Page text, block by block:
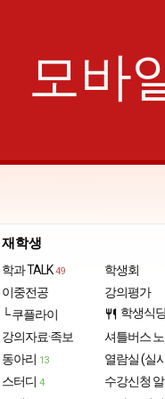
모바
재학생
학과 TALK 49
이중전공
└ 쿠플라이
강의자료·족보
동아리 13
스터디 4
학생회
강의평가
restaurant 학생식
셔틀버스
열람실 (실
수강신청